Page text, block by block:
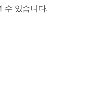
수 있습니다.